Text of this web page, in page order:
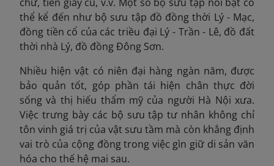
thể kể đến như bộ sưu tập đồ đồng thời Lý - Mạc,
đồng tiền cổ của các triều đại Lý - Trần - Lê, đồ đất
thời nhà Lý, đồ đồng Đông Sơn.
Nhiều hiện vật có niên đại hàng ngàn năm, được
bảo quản tốt, góp phần tái hiện chân thực đời
sống và thị hiếu thẩm mỹ của người Hà Nội xưa.
Việc trưng bày các bộ sưu tập tư nhân không chỉ
tôn vinh giá trị của vật sưu tầm mà còn khẳng định
vai trò của cộng đồng trong việc gìn giữ di sản văn
hóa cho thế hệ mai sau.